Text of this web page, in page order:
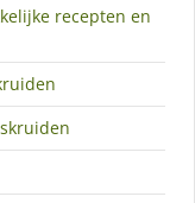
recepten en